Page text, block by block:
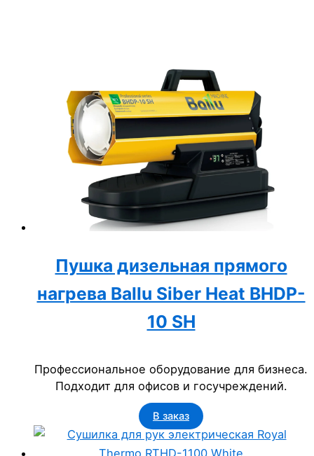
Пушка дизельная прямого
нагрева Ballu Siber Heat BHDP-
10 SH
Профессиональное оборудование для бизнеса.
Подходит для офисов и госучреждений.
В заказ